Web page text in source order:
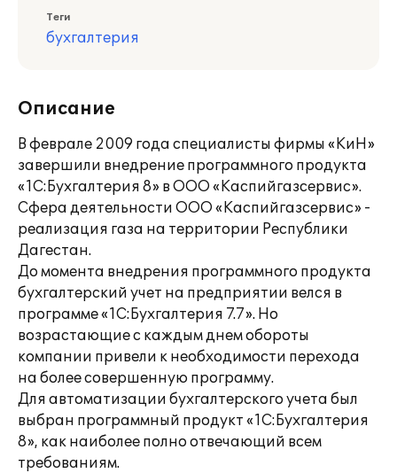
Теги
бухгалтерия
Описание
В феврале 2009 года специалисты фирмы «КиН»
завершили внедрение программного продукта
«1С:Бухгалтерия 8» в ООО «Каспийгазсервис».
Сфера деятельности ООО «Каспийгазсервис» -
реализация газа на территории Республики
Дагестан.
До момента внедрения программного продукта
бухгалтерский учет на предприятии велся в
программе «1С:Бухгалтерия 7.7». Но
возрастающие с каждым днем обороты
компании привели к необходимости перехода
на более совершенную программу.
Для автоматизации бухгалтерского учета был
выбран программный продукт «1С:Бухгалтерия
8», как наиболее полно отвечающий всем
требованиям.